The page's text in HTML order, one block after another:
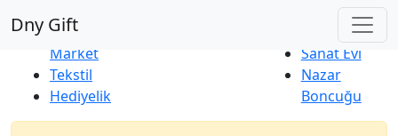
Dny Gift
Yeni Ürünler
İndirim
Market
Tekstil
Hediyelik
Sanat Evi
Nazar
Boncuğu